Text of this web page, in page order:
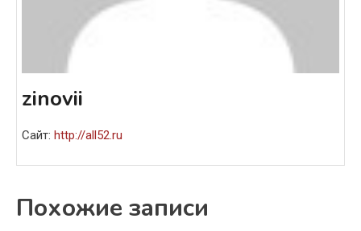
zinovii
Сайт: http://all52.ru
Похожие записи